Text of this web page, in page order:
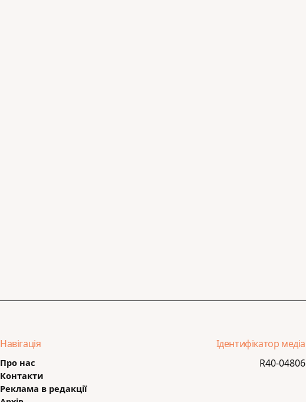
Навігація
Про нас
Контакти
Реклама в редакції
Ідентифікатор медіа
R40-04806